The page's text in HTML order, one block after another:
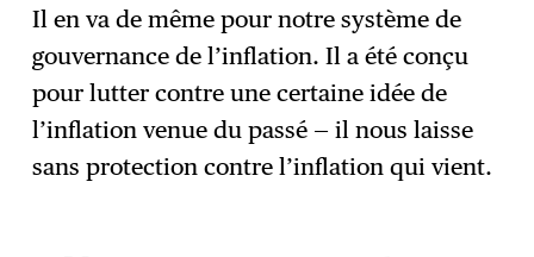
Il en va de même pour notre système de
gouvernance de l’inflation. Il a été conçu
pour lutter contre une certaine idée de
l’inflation venue du passé — il nous laisse
sans protection contre l’inflation qui vient.